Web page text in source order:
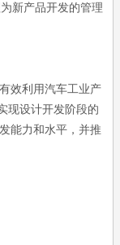
新产品开发的管理
效利用汽车工业产
现设计开发阶段的
能力和水平，并推